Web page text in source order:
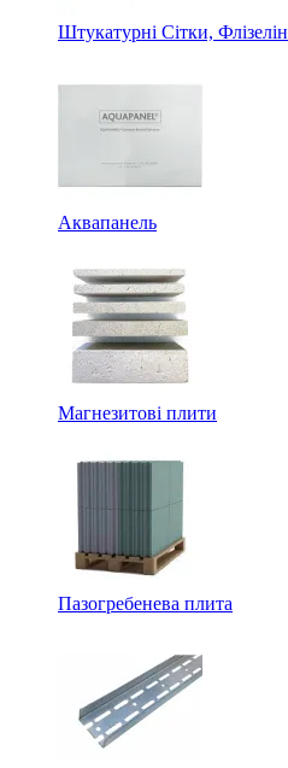
Штукатурні Сітки, Флізелін
Аквапанель
Магнезитові плити
Пазогребенева плита